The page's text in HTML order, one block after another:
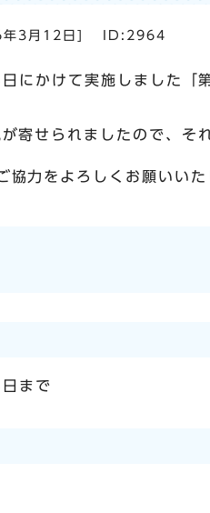
3月12日 ID:2964
かけて実施しました「
寄せられましたので、そ
力をよろしくお願いいた
まで